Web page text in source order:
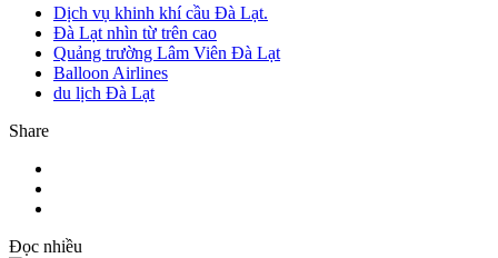
Dịch vụ khinh khí cầu Đà Lạt.
Đà Lạt nhìn từ trên cao
Quảng trường Lâm Viên Đà Lạt
Balloon Airlines
du lịch Đà Lạt
Share
Đọc nhiều